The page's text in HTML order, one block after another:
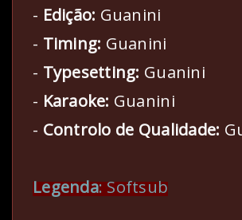
- Edição: Guanini
- Timing: Guanini
- Typesetting: Guanini
- Karaoke: Guanini
- Controlo de Qualidade:
Legenda: Softsub